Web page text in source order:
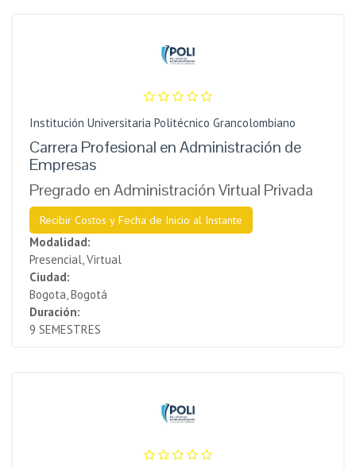
Institución Universitaria Politécnico Grancolombiano
Carrera Profesional en Administración de
Empresas
Pregrado en Administración Virtual Privada
Recibir Costos y Fecha de Inicio al Instante
Modalidad:
Presencial, Virtual
Ciudad:
Bogota, Bogotá
Duración:
9 SEMESTRES